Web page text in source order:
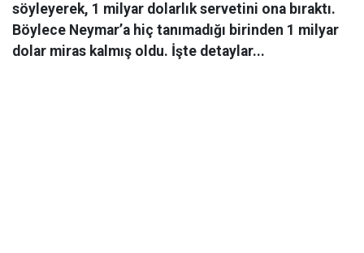
söyleyerek, 1 milyar dolarlık servetini ona bıraktı.
Böylece Neymar’a hiç tanımadığı birinden 1 milyar
dolar miras kalmış oldu. İşte detaylar...